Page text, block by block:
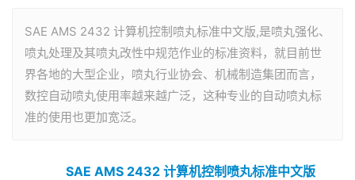
SAE AMS 2432 计算机控制喷丸标准中文版,是喷丸强化、
喷丸处理及其喷丸改性中规范作业的标准资料，就目前世
界各地的大型企业，喷丸行业协会、机械制造集团而言，
数控自动喷丸使用率越来越广泛，这种专业的自动喷丸标
准的使用也更加宽泛。
SAE AMS 2432 计算机控制喷丸标准中文版